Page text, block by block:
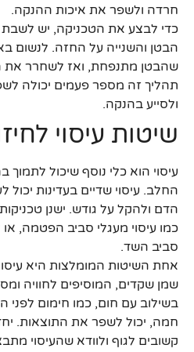
חרדה ולשפר את איכות ההנקה.
כדי לבצע את הטכניקה, יש לשבת
הבטן והשנייה על החזה. לנשום
שהבטן מתנפחת, ואז לשחרר את
תהליך זה מספר פעמים יכולה
ולסייע בהנקה.
שיטות עיסוי
עיסוי הוא כלי נוסף שיכול לתמוך
החלב. עיסוי שדיים בעדינות
הדם ולהקל על גודש. ישנן
כמו עיסוי מעגלי סביב הפטמה,
סביב השד.
אחת השיטות המומלצות היא
שמן שקדים, המוסיפים לחוויה
בשילוב עם חום, כמו חימום
חמה, יכול לשפר את התוצאות.
קשובים לגוף ולוודא שהעיסוי